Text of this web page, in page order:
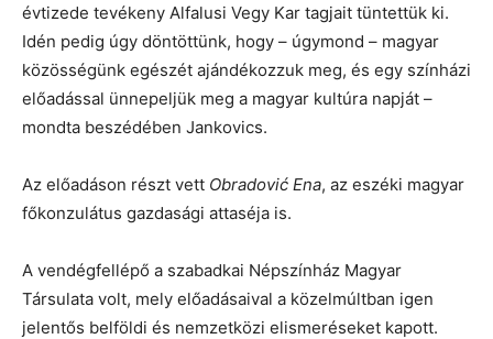
évtizede tevékeny Alfalusi Vegy Kar tagjait tüntettük ki.
Idén pedig úgy döntöttünk, hogy – úgymond – magyar
közösségünk egészét ajándékozzuk meg, és egy színházi
előadással ünnepeljük meg a magyar kultúra napját –
mondta beszédében Jankovics.
Az előadáson részt vett Obradović Ena, az eszéki magyar
főkonzulátus gazdasági attaséja is.
A vendégfellépő a szabadkai Népszínház Magyar
Társulata volt, mely előadásaival a közelmúltban igen
jelentős belföldi és nemzetközi elismeréseket kapott.